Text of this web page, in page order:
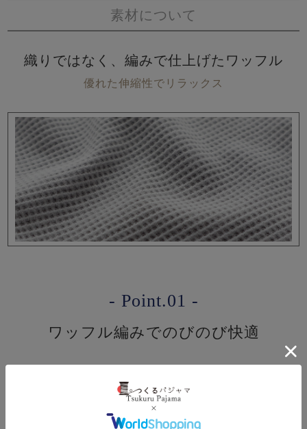
素材について
織りではなく、編みで仕上げたワッフル
優れた伸縮性でリラックス
- Point.01 -
ワッフル編みでのびのび快適
り、動きやすく快適。表側はワッフル調に編むことで凹
凸感があり、裏側は天竺風の編み地になっているのでお
肌にやさしい仕上がりになっています。